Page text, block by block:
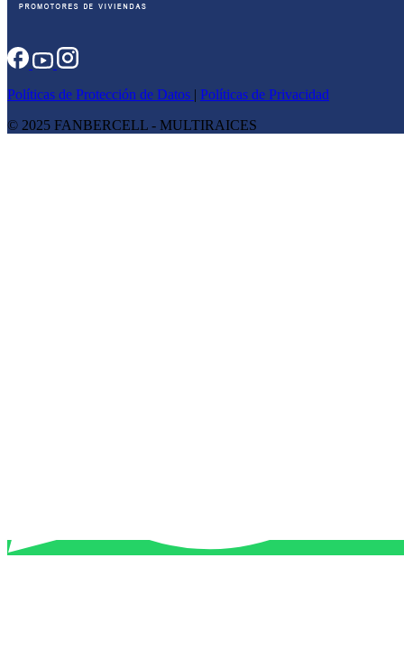
Políticas de Protección de Datos | Políticas de Privacidad
© 2025 FANBERCELL - MULTIRAICES